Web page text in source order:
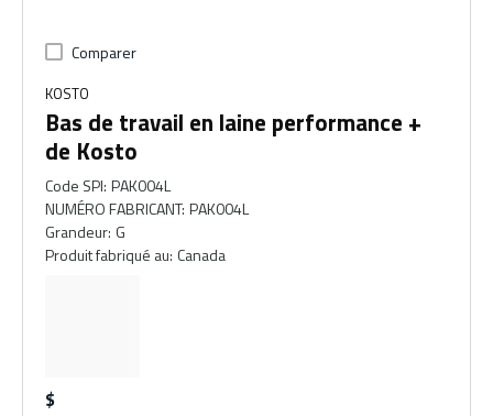
Comparer
KOSTO
Bas de travail en laine performance +
de Kosto
Code SPI: PAK004L
NUMÉRO FABRICANT: PAK004L
Grandeur: G
Produit fabriqué au: Canada
$